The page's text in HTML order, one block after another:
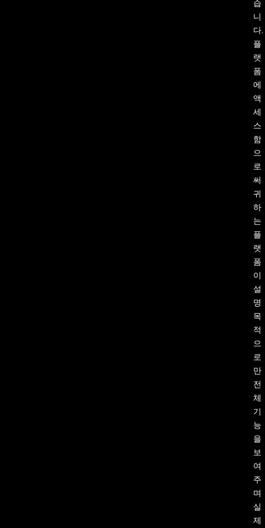
습
니
다.
플
랫
폼
에
액
세
스
함
으
로
써
귀
하
는
플
랫
폼
이
설
명
목
적
으
로
만
전
체
기
능
을
보
여
주
며
실
제